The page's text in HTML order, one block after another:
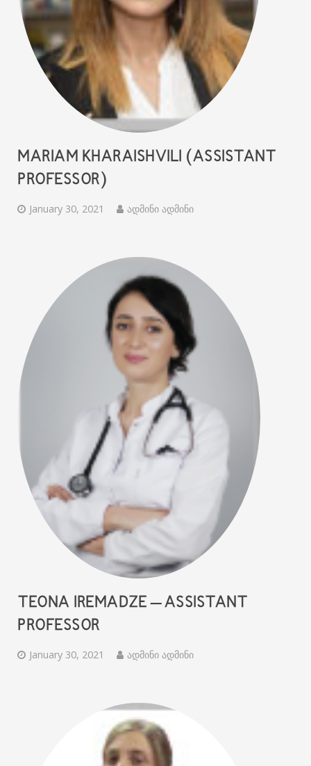
MARIAM KHARAISHVILI (ASSISTANT
PROFESSOR)
January 30, 2021 ადმინი ადმინი
TEONA IREMADZE – ASSISTANT
PROFESSOR
January 30, 2021 ადმინი ადმინი